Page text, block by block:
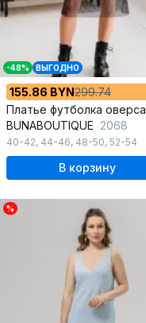
-48% ВЫГОДНО
155.86 BYN299.74
BUNABOUTIQUE 2068
40-42, 44-46, 48-50, 52-54
В корзину
%